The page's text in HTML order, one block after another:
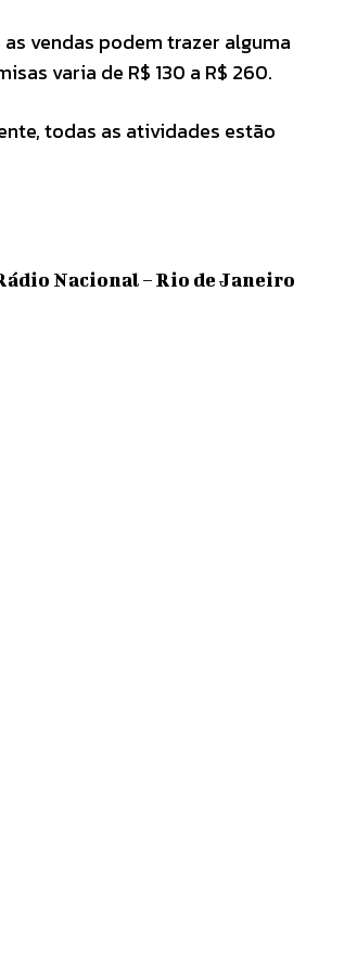
vendas podem trazer alguma
varia de R$ 130 a R$ 260.
todas as atividades estão
Nacional – Rio de Janeiro